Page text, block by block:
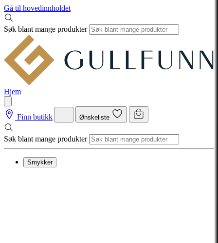
Gå til hovedinnholdet
Søk blant mange produkter
Hjem
Finn butikk Ønskeliste
Søk blant mange produkter
Smykker